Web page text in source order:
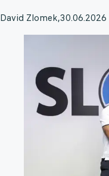
David Zlomek,30.06.2026